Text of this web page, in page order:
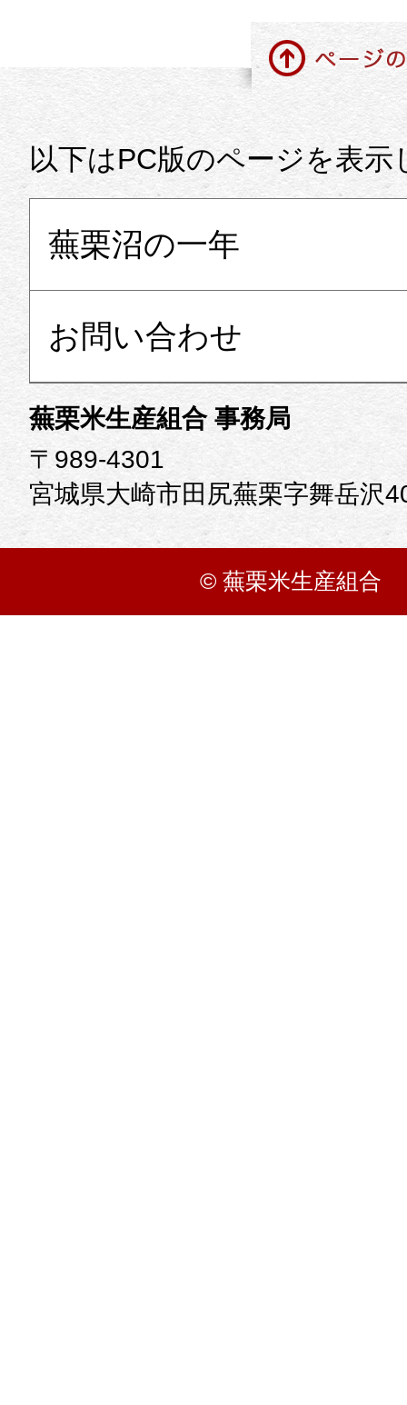
ページの先頭に戻る
以下はPC版のページを表示
蕪栗沼の一年
お問い合わせ
蕪栗米生産組合 事務局
〒989-4301
宮城県大崎市田尻蕪栗字舞岳沢
© 蕪栗米生産組合